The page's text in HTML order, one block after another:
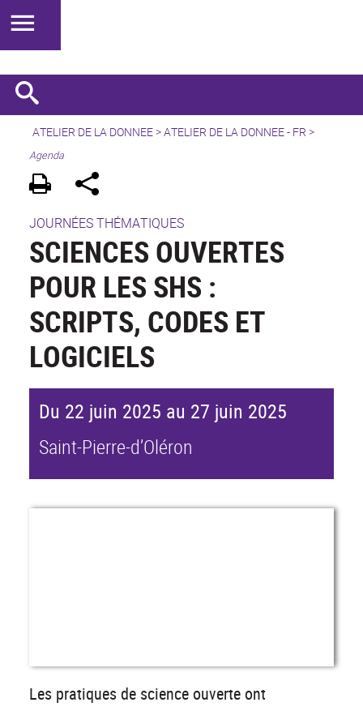
ATELIER DE LA DONNEE>ATELIER DE LA DONNEE - FR >
Agenda
JOURNÉES THÉMATIQUES
SCIENCES OUVERTES
POUR LES SHS :
SCRIPTS, CODES ET
LOGICIELS
Du 22 juin 2025 au 27 juin 2025
Saint-Pierre-d’Oléron
Les pratiques de science ouverte ont